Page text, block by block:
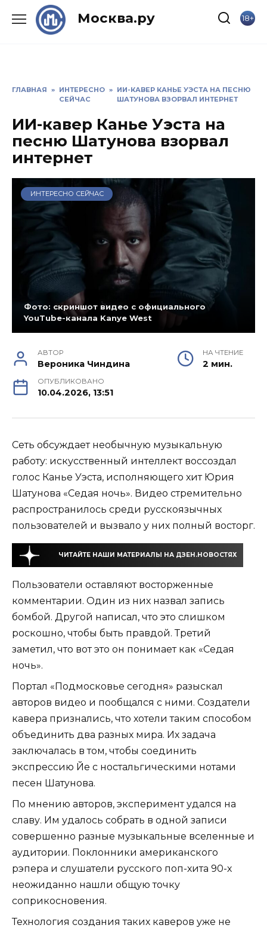
Москва.ру 18+
ГЛАВНАЯ » ИНТЕРЕСНО
СЕЙЧАС
» ИИ-КАВЕР КАНЬЕ УЭСТА НА ПЕСНЮ
ШАТУНОВА ВЗОРВАЛ ИНТЕРНЕТ
ИИ-кавер Канье Уэста на
песню Шатунова взорвал
интернет
ИНТЕРЕСНО СЕЙЧАС
Фото: скриншот видео с официального
YouTube-канала Kanye West
АВТОР
Вероника Чиндина
НА ЧТЕНИЕ
2 мин.
ОПУБЛИКОВАНО
10.04.2026, 13:51
Сеть обсуждает необычную музыкальную
работу: искусственный интеллект воссоздал
голос Канье Уэста, исполняющего хит Юрия
Шатунова «Седая ночь». Видео стремительно
распространилось среди русскоязычных
пользователей и вызвало у них полный восторг.
ЧИТАЙТЕ НАШИ МАТЕРИАЛЫ НА ДЗЕН.НОВОСТЯХ
Пользователи оставляют восторженные
комментарии. Один из них назвал запись
бомбой. Другой написал, что это слишком
роскошно, чтобы быть правдой. Третий
заметил, что вот это он понимает как «Седая
ночь».
Портал «Подмосковье сегодня» разыскал
авторов видео и пообщался с ними. Создатели
кавера признались, что хотели таким способом
объединить два разных мира. Их задача
заключалась в том, чтобы соединить
экспрессию Йе с ностальгическими нотами
песен Шатунова.
По мнению авторов, эксперимент удался на
славу. Им удалось собрать в одной записи
совершенно разные музыкальные вселенные и
аудитории. Поклонники американского
рэпера и слушатели русского поп-хита 90-х
неожиданно нашли общую точку
соприкосновения.
Технология создания таких каверов уже не